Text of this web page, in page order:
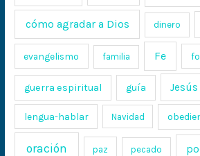
cómo agradar a Dios dinero
evangelismo familia Fe
guerra espiritual guía Jesús
lengua-hablar Navidad
oración paz pecado